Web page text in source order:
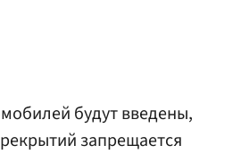
будут введены,
запрещается